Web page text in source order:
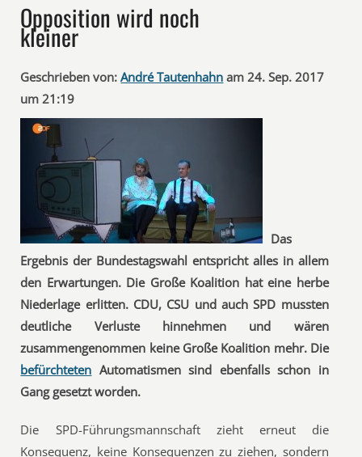
Opposition wird noch
kleiner
Geschrieben von: André Tautenhahn am 24. Sep. 2017
um 21:19
Das
Ergebnis der Bundestagswahl entspricht alles in allem
den Erwartungen. Die Große Koalition hat eine herbe
Niederlage erlitten. CDU, CSU und auch SPD mussten
deutliche Verluste hinnehmen und wären
zusammengenommen keine Große Koalition mehr. Die
befürchteten Automatismen sind ebenfalls schon in
Gang gesetzt worden.
Die SPD-Führungsmannschaft zieht erneut die
Konsequenz, keine Konsequenzen zu ziehen, sondern